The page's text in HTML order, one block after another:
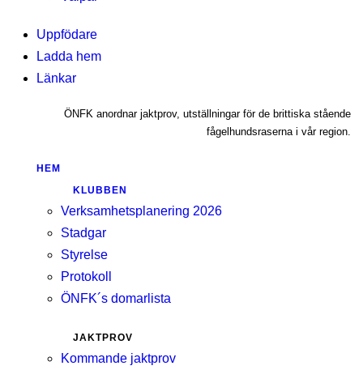
Uppfödare
Ladda hem
Länkar
ÖNFK anordnar jaktprov, utställningar för de brittiska stående
fågelhundsraserna i vår region.
HEM
KLUBBEN
Verksamhetsplanering 2026
Stadgar
Styrelse
Protokoll
ÖNFK´s domarlista
JAKTPROV
Kommande jaktprov